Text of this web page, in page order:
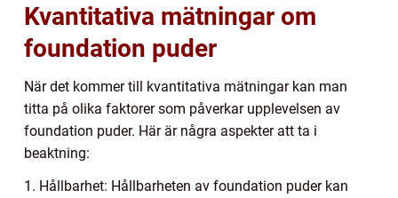
Kvantitativa mätningar om
foundation puder
När det kommer till kvantitativa mätningar kan man
titta på olika faktorer som påverkar upplevelsen av
foundation puder. Här är några aspekter att ta i
beaktning:
1. Hållbarhet: Hållbarheten av foundation puder kan